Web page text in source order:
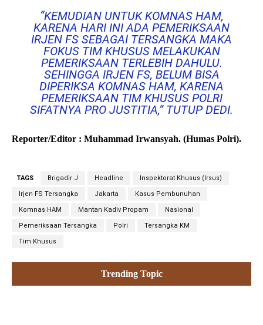
“KEMUDIAN UNTUK KOMNAS HAM,
KARENA HARI INI ADA PEMERIKSAAN
IRJEN FS SEBAGAI TERSANGKA MAKA
FOKUS TIM KHUSUS MELAKUKAN
PEMERIKSAAN TERLEBIH DAHULU.
SEHINGGA IRJEN FS, BELUM BISA
DIPERIKSA KOMNAS HAM, KARENA
PEMERIKSAAN TIM KHUSUS POLRI
SIFATNYA PRO JUSTITIA,” TUTUP DEDI.
Reporter/Editor : Muhammad Irwansyah. (Humas Polri).
TAGS Brigadir J Headline Inspektorat Khusus (Irsus)
Irjen FS Tersangka Jakarta Kasus Pembunuhan
Komnas HAM Mantan Kadiv Propam Nasional
Pemeriksaan Tersangka Polri Tersangka KM
Tim Khusus
Trending Topic